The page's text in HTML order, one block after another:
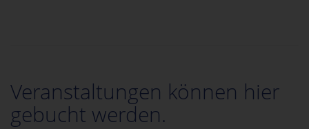
Veranstaltungen können hier
gebucht werden.